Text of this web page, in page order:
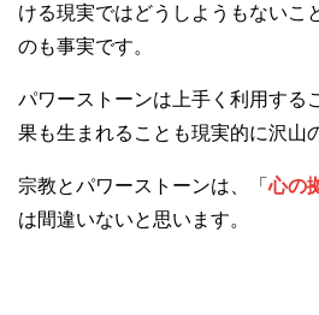
ける現実ではどうしようもないこ
のも事実です。
パワーストーンは上手く利用する
果も生まれることも現実的に沢山
宗教とパワーストーンは、「心の
は間違いないと思います。